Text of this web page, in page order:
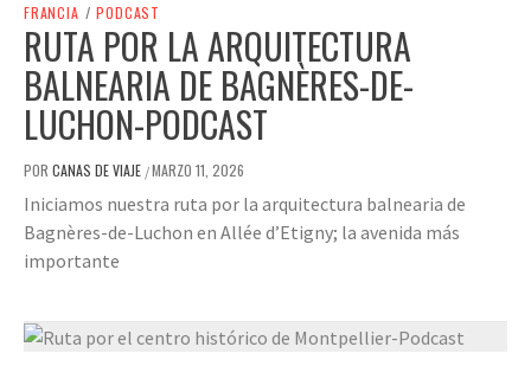
FRANCIA / PODCAST
RUTA POR LA ARQUITECTURA
BALNEARIA DE BAGNÈRES-DE-
LUCHON-PODCAST
POR CANAS DE VIAJE /MARZO 11, 2026
Iniciamos nuestra ruta por la arquitectura balnearia de
Bagnères-de-Luchon en Allée d’Etigny; la avenida más
importante